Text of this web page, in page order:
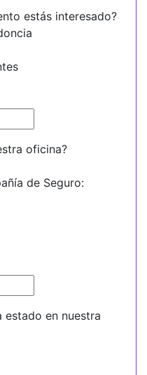
estás interesado?
oficina?
de Seguro:
estado en nuestra